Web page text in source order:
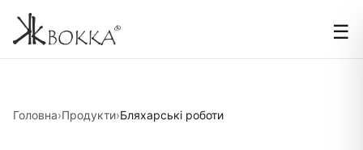
☰
Головна›Продукти›Бляхарські роботи